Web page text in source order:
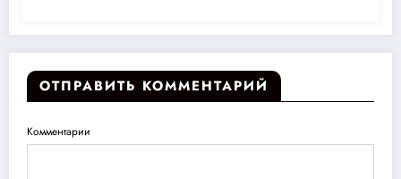
ОТПРАВИТЬ КОММЕНТАРИЙ
Комментарии